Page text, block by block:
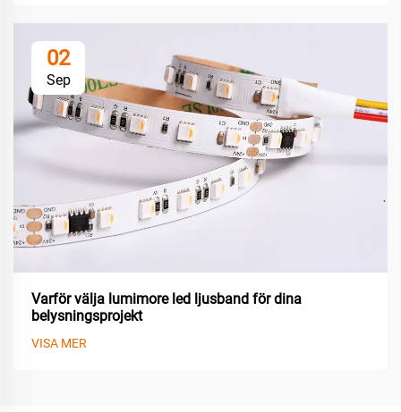
02
Sep
Varför välja lumimore led ljusband för dina
belysningsprojekt
VISA MER